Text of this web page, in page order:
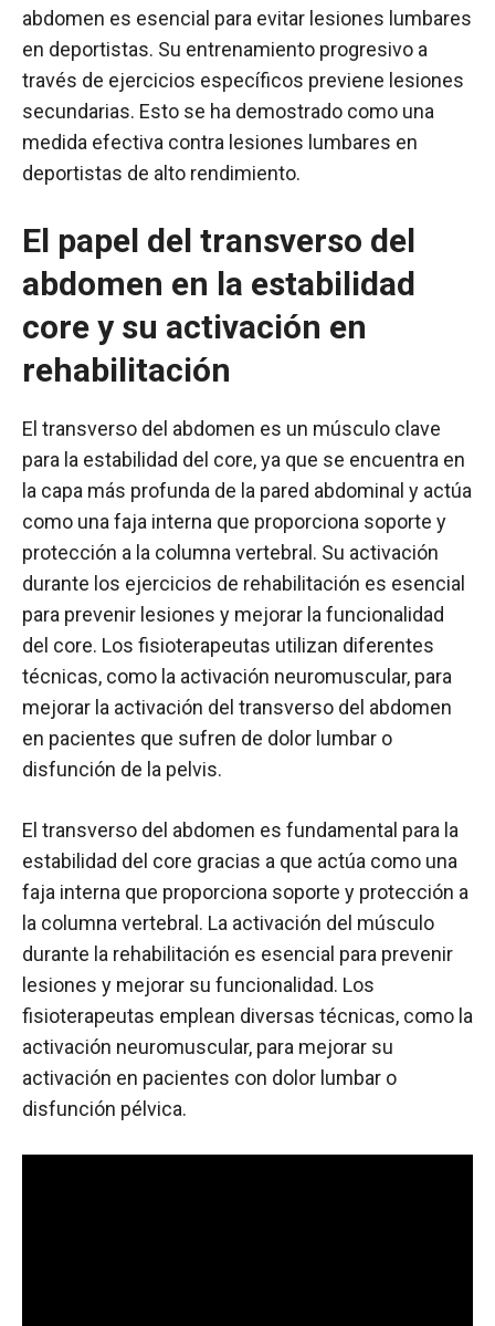
abdomen es esencial para evitar lesiones lumbares
en deportistas. Su entrenamiento progresivo a
través de ejercicios específicos previene lesiones
secundarias. Esto se ha demostrado como una
medida efectiva contra lesiones lumbares en
deportistas de alto rendimiento.
El papel del transverso del
abdomen en la estabilidad
core y su activación en
rehabilitación
El transverso del abdomen es un músculo clave
para la estabilidad del core, ya que se encuentra en
la capa más profunda de la pared abdominal y actúa
como una faja interna que proporciona soporte y
protección a la columna vertebral. Su activación
durante los ejercicios de rehabilitación es esencial
para prevenir lesiones y mejorar la funcionalidad
del core. Los fisioterapeutas utilizan diferentes
técnicas, como la activación neuromuscular, para
mejorar la activación del transverso del abdomen
en pacientes que sufren de dolor lumbar o
disfunción de la pelvis.
El transverso del abdomen es fundamental para la
estabilidad del core gracias a que actúa como una
faja interna que proporciona soporte y protección a
la columna vertebral. La activación del músculo
durante la rehabilitación es esencial para prevenir
lesiones y mejorar su funcionalidad. Los
fisioterapeutas emplean diversas técnicas, como la
activación neuromuscular, para mejorar su
activación en pacientes con dolor lumbar o
disfunción pélvica.